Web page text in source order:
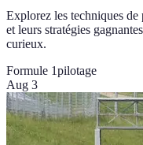
Explorez les techniques
et leurs stratégies
curieux.
Formule 1pilotage
Aug 3